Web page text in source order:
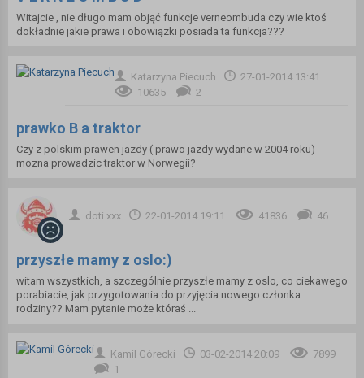
Witajcie , nie długo mam objąć funkcje verneombuda czy wie ktoś
dokładnie jakie prawa i obowiązki posiada ta funkcja???
Katarzyna Piecuch
27-01-2014 13:41
10635
2
prawko B a traktor
Czy z polskim prawen jazdy ( prawo jazdy wydane w 2004 roku)
mozna prowadzic traktor w Norwegii?
doti xxx 22-01-2014 19:11 41836 46
przyszłe mamy z oslo:)
witam wszystkich, a szczególnie przyszłe mamy z oslo, co ciekawego
porabiacie, jak przygotowania do przyjęcia nowego członka
rodziny?? Mam pytanie może któraś ...
Kamil Górecki 03-02-2014 20:09
7899
1